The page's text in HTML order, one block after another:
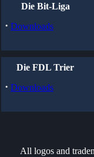
Die Bit-Liga
· Downloads
Die FDL Trier
· Downloads
All logos and